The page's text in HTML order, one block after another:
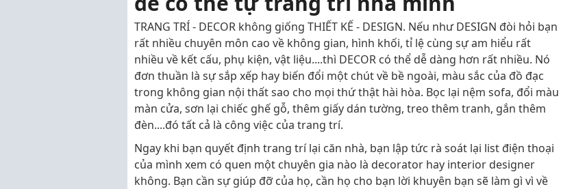
TRANG TRÍ - DECOR không giống THIẾT KẾ - DESIGN. Nếu như DESIGN đòi hỏi bạn
rất nhiều chuyên môn cao về không gian, hình khối, tỉ lệ cùng sự am hiểu rất
nhiều về kết cấu, phụ kiện, vật liệu....thì DECOR có thể dễ dàng hơn rất nhiều. Nó
đơn thuần là sự sắp xếp hay biến đổi một chút về bề ngoài, màu sắc của đồ đạc
trong không gian nội thất sao cho mọi thứ thật hài hòa. Bọc lại nệm sofa, đổi màu
màn cửa, sơn lại chiếc ghế gỗ, thêm giấy dán tường, treo thêm tranh, gắn thêm
đèn....đó tất cả là công việc của trang trí.
Ngay khi bạn quyết định trang trí lại căn nhà, bạn lập tức rà soát lại list điện thoại
của mình xem có quen một chuyên gia nào là decorator hay interior designer
không. Bạn cần sự giúp đỡ của họ, cần họ cho bạn lời khuyên bạn sẽ làm gì vì về